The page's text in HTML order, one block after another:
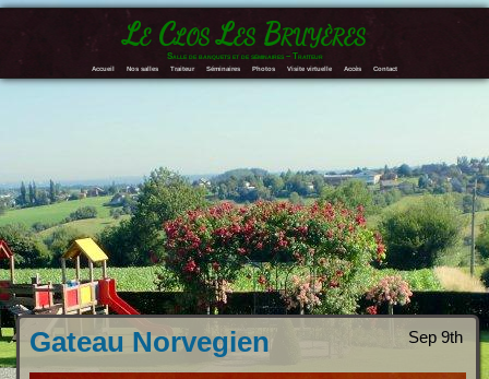
Le Clos Les Bruyères
Salle de banquets et de séminaires – Traiteur
Accueil Nos salles Traiteur Séminaires Photos Visite virtuelle Accès Contact
Sep 9th
Gateau Norvegien